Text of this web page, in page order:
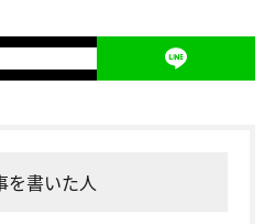
を書いた人